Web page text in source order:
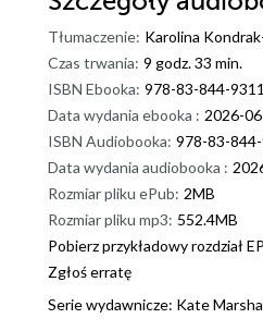
Tłumaczenie: Karolina
Czas trwania: 9 godz. 33 min.
ISBN Ebooka: 978-83-844-
Data wydania ebooka : 2026-
ISBN Audiobooka: 978-83-
Data wydania audiobooka :
Rozmiar pliku ePub: 2MB
Rozmiar pliku mp3: 552.4MB
Pobierz przykładowy rozdział
Zgłoś erratę
Serie wydawnicze: Kate